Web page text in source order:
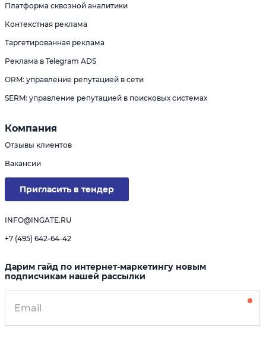
Платформа сквозной аналитики
Контекстная реклама
Таргетированная реклама
Реклама в Telegram ADS
ORM: управление репутацией в сети
SERM: управление репутацией в поисковых системах
Компания
Отзывы клиентов
Вакансии
Пригласить в тендер
INFO@INGATE.RU
+7 (495) 642-64-42
Дарим гайд по интернет-маркетингу новым
подписчикам нашей рассылки